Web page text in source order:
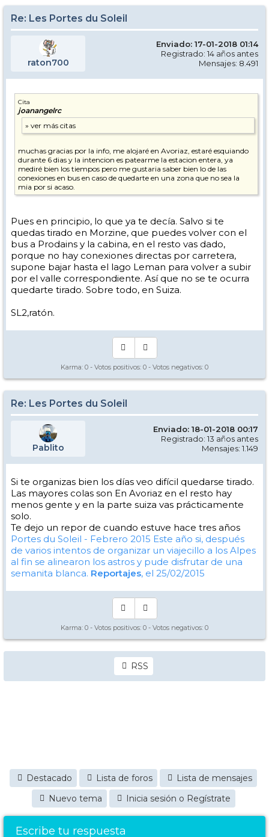
Re: Les Portes du Soleil
raton700
Enviado: 17-01-2018 01:14
Registrado: 14 años antes
Mensajes: 8.491
Cita
joanangelrc
muchas gracias por la info, me alojaré en Avoriaz, estaré esquiando
durante 6 dias y la intencion es patearme la estacion entera, ya
mediré bien los tiempos pero me gustaria saber bien lo de las
conexiones en bus en caso de quedarte en una zona que no sea la
mia por si acaso.
Pues en principio, lo que ya te decía. Salvo si te
quedas tirado en Morzine, que puedes volver con el
bus a Prodains y la cabina, en el resto vas dado,
porque no hay conexiones directas por carretera,
supone bajar hasta el lago Leman para volver a subir
por el valle correspondiente. Así que no se te ocurra
quedarte tirado. Sobre todo, en Suiza.
SL2,ratón.
Karma: 0 - Votos positivos: 0 - Votos negativos: 0
Re: Les Portes du Soleil
Pablito
Enviado: 18-01-2018 00:17
Registrado: 13 años antes
Mensajes: 1.149
Si te organizas bien los días veo difícil quedarse tirado.
Las mayores colas son En Avoriaz en el resto hay
menos gente y en la parte suiza vas prácticamente
solo.
Te dejo un repor de cuando estuve hace tres años
Portes du Soleil - Febrero 2015 Este año si, después
de varios intentos de organizar un viajecillo a los Alpes
al fin se alinearon los astros y pude disfrutar de una
semanita blanca. Reportajes, el 25/02/2015
Karma: 0 - Votos positivos: 0 - Votos negativos: 0
RSS
Destacado Lista de foros
Lista de mensajes
Nuevo tema
Inicia sesión o Regístrate
Escribe tu respuesta